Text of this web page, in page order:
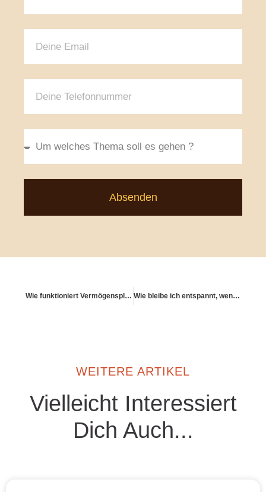
Absenden
Wie funktioniert Vermögensplanung mit mehreren Einkommensquellen? Wie bleibe ich entspannt, wenn Systeme sich verändern?
WEITERE ARTIKEL
Vielleicht Interessiert
Dich Auch...